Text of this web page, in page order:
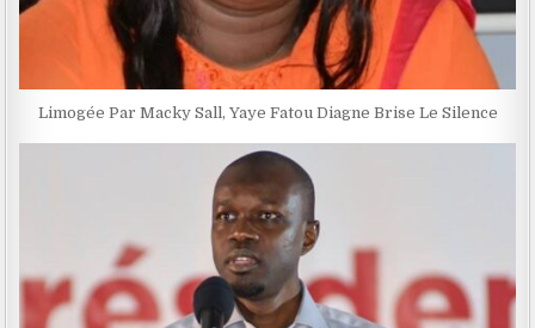
Limogée Par Macky Sall, Yaye Fatou Diagne Brise Le Silence